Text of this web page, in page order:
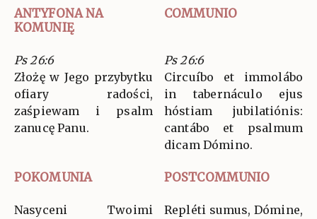
ANTYFONA NA
KOMUNIĘ
COMMUNIO
Ps 26:6
Złożę w Jego przybytku
ofiary radości,
zaśpiewam i psalm
zanucę Panu.
Ps 26:6
Circuíbo et immolábo
in tabernáculo ejus
hóstiam jubilatiónis:
cantábo et psalmum
dicam Dómino.
POKOMUNIA POSTCOMMUNIO
Nasyceni Twoimi Repléti sumus, Dómine,